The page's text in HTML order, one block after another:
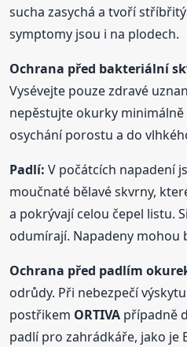
sucha zasychá a tvoří
symptomy jsou i na plodech.
Ochrana před bakteriální
Vysévejte pouze zdravé
nepěstujte okurky minimálně
osychání porostu a do
Padlí:V počátcích napadení
moučnaté bělavé skvrny,
a pokrývají celou čepel listu.
odumírají. Napadeny mohou
Ochrana před padlím
odrůdy. Při nebezpečí
postřikem ORTIVA případně
padlí pro zahrádkáře, jako je